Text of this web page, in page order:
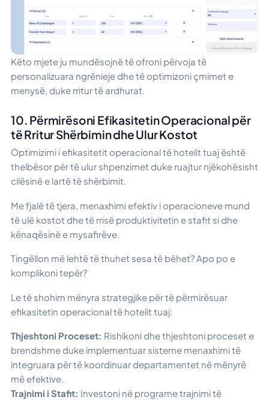
Këto mjete ju mundësojnë të ofroni përvoja të
personalizuara ngrënieje dhe të optimizoni çmimet e
menysë, duke rritur të ardhurat.
10. Përmirësoni Efikasitetin Operacional për
të Rritur Shërbimin dhe Ulur Kostot
Optimizimi i efikasitetit operacional të hotelit tuaj është
thelbësor për të ulur shpenzimet duke ruajtur njëkohësisht
cilësinë e lartë të shërbimit.
Me fjalë të tjera, menaxhimi efektiv i operacioneve mund
të ulë kostot dhe të rrisë produktivitetin e stafit si dhe
kënaqësinë e mysafirëve.
Tingëllon më lehtë të thuhet sesa të bëhet? Apo po e
komplikoni tepër?
Le të shohim mënyra strategjike për të përmirësuar
efikasitetin operacional të hotelit tuaj:
Thjeshtoni Proceset: Rishikoni dhe thjeshtoni proceset e
brendshme duke implementuar sisteme menaxhimi të
integruara për të koordinuar departamentet në mënyrë
më efektive.
Trajnimi i Stafit: Investoni në programe trajnimi të